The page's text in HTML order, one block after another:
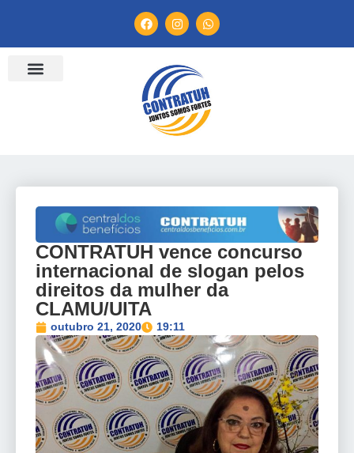
CONTRATUH vence concurso
internacional de slogan pelos
direitos da mulher da
CLAMU/UITA
outubro 21, 2020 19:11